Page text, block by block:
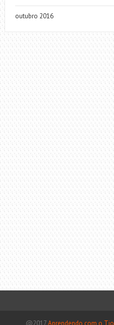
outubro 2016
@2017Aprendendo com o Tio